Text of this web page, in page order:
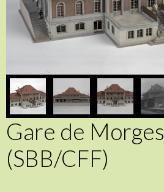
Gare de Morges
(SBB/CFF)